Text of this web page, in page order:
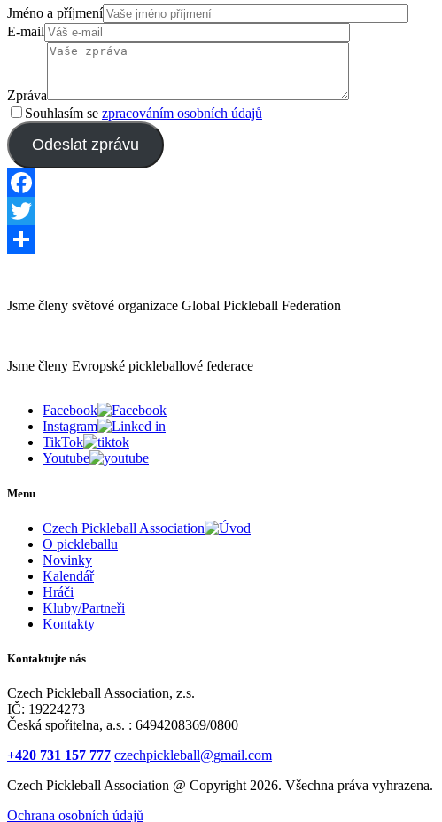
Jméno a příjmení
E-mail
Zpráva
Souhlasím se zpracováním osobních údajů
Odeslat zprávu
Facebook
Twitter
Jsme členy světové organizace Global Pickleball Federation
Jsme členy Evropské pickleballové federace
Facebook
Instagram
TikTok
Youtube
Menu
Czech Pickleball Association
O pickleballu
Novinky
Kalendář
Hráči
Kluby/Partneři
Kontakty
Kontaktujte nás
Czech Pickleball Association, z.s.
IČ: 19224273
Česká spořitelna, a.s. : 6494208369/0800
+420 731 157 777 czechpickleball@gmail.com
Czech Pickleball Association @ Copyright 2026. Všechna práva vyhrazena. |
Ochrana osobních údajů